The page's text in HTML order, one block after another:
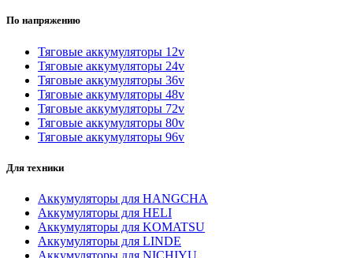
По напряжению
Тяговые аккумуляторы 12v
Тяговые аккумуляторы 24v
Тяговые аккумуляторы 36v
Тяговые аккумуляторы 48v
Тяговые аккумуляторы 72v
Тяговые аккумуляторы 80v
Тяговые аккумуляторы 96v
Для техники
Аккумуляторы для HANGCHA
Аккумуляторы для HELI
Аккумуляторы для KOMATSU
Аккумуляторы для LINDE
Аккумуляторы для NICHIYU